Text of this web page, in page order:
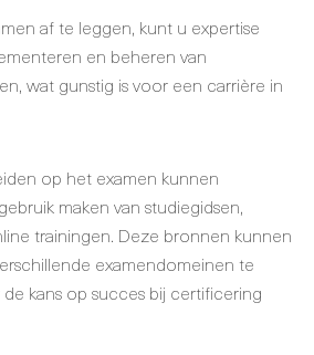
af te leggen, kunt u expertise
en beheren van
wat gunstig is voor een carrière in
op het examen kunnen
maken van studiegidsen,
trainingen. Deze bronnen kunnen
examendomeinen te
kans op succes bij certificering